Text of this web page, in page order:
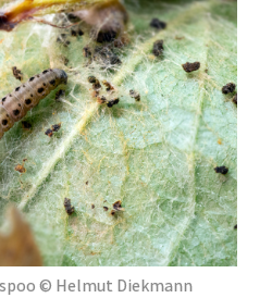
© Helmut Diekmann